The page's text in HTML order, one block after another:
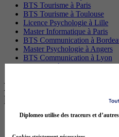
BTS Tourisme à Paris
BTS Tourisme à Toulouse
Licence Psychologie à Lille
Master Informatique à Paris
BTS Communication à
Master Psychologie à Angers
BTS Communication à Lyon
BTS Ndrc à Lyon
Les intitulés de
les plus recherchés
BTS Esf en alternance
Diplomeo utilise des traceurs et